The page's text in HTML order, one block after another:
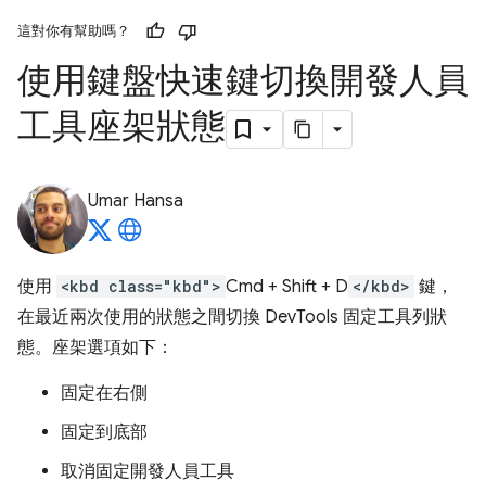
這對你有幫助嗎？
使用鍵盤快速鍵切換開發人員
工具座架狀態
Umar Hansa
使用 <kbd class="kbd"> Cmd + Shift + D </kbd> 鍵，
在最近兩次使用的狀態之間切換 DevTools 固定工具列狀
態。座架選項如下：
固定在右側
固定到底部
取消固定開發人員工具